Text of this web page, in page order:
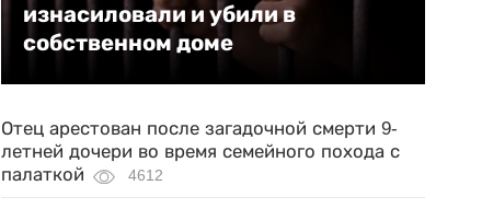
изнасиловали и убили в
собственном доме
Отец арестован после загадочной смерти 9-
летней дочери во время семейного похода с
палаткой
4612